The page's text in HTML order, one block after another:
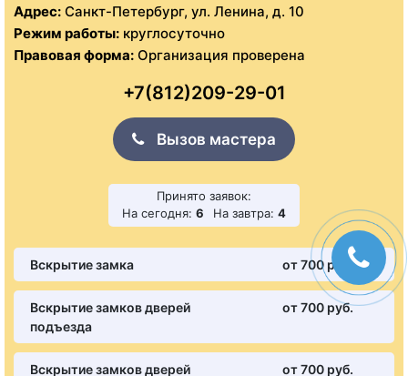
Адрес: Санкт-Петербург, ул. Ленина, д. 10
Режим работы: круглосуточно
Правовая форма: Организация проверена
+7(812)209-29-01
Вызов мастера
Принято заявок:
На сегодня: 6 На завтра: 4
Вскрытие замка от 700 pуб.
Вскрытие замков дверей
подъезда
от 700 pуб.
Вскрытие замков дверей от 700 pуб.